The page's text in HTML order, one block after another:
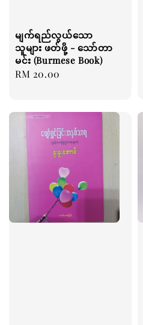
မျက်ရည်လွယ်သော
သူများ ဖတ်ဖို့ - သော်တာ
မင်း (Burmese Book)
Regular
RM 20.00